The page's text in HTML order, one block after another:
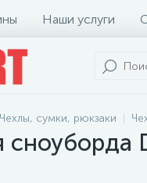
Наши услуги
Чехлы, сумки, рюкзаки
сноуборда